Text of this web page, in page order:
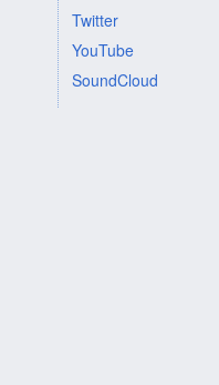
Twitter
YouTube
SoundCloud